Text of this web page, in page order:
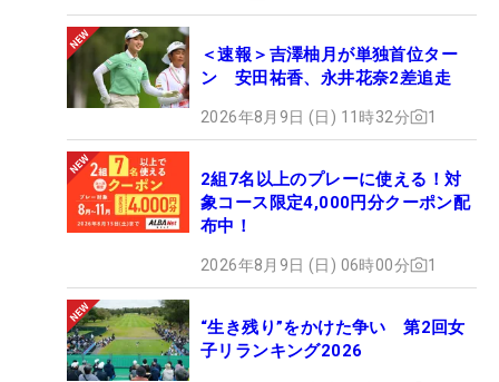
＜速報＞吉澤柚月が単独首位ター
ン 安田祐香、永井花奈2差追走
2026年8月9日 (日) 11時32分 1
2組7名以上のプレーに使える！対
象コース限定4,000円分クーポン配
布中！
2026年8月9日 (日) 06時00分 1
“生き残り”をかけた争い 第2回女
子リランキング2026